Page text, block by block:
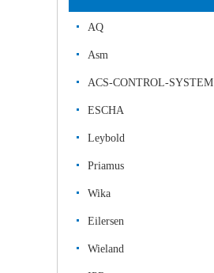
AQ
Asm
ACS-CONTROL-SYSTEM
ESCHA
Leybold
Priamus
Wika
Eilersen
Wieland